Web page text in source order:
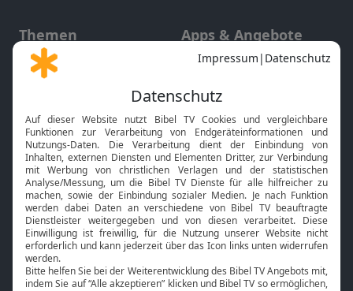
Themen
Gott und Bibel erklärt
Neuigkeiten
Apps & Angebote
Mobile App
Smart TV
HbbTV
Bibelthek Online-Bibel
Nächster Gottesdienst
Bibel TV
Über uns
Service
Kontakt